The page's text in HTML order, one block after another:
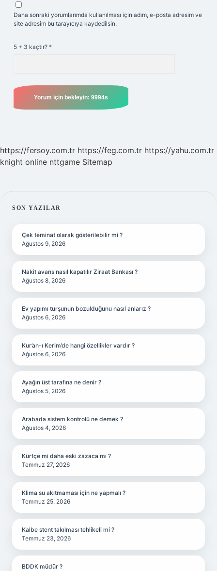
Daha sonraki yorumlarımda kullanılması için adım, e-posta adresim ve
site adresim bu tarayıcıya kaydedilsin.
5 + 3 kaçtır? *
https://fersoy.com.tr https://feg.com.tr https://yahu.com.tr
knight online nttgame Sitemap
SIDEBAR
SON YAZILAR
Çek teminat olarak gösterilebilir mi ?
Ağustos 9, 2026
Nakit avans nasıl kapatılır Ziraat Bankası ?
Ağustos 8, 2026
Ev yapımı turşunun bozulduğunu nasıl anlarız ?
Ağustos 6, 2026
Kur’an-ı Kerim’de hangi özellikler vardır ?
Ağustos 6, 2026
Ayağın üst tarafına ne denir ?
Ağustos 5, 2026
Arabada sistem kontrolü ne demek ?
Ağustos 4, 2026
Kürtçe mi daha eski zazaca mı ?
Temmuz 27, 2026
Klima su akıtmaması için ne yapmalı ?
Temmuz 25, 2026
Kalbe stent takılması tehlikeli mi ?
Temmuz 23, 2026
BDDK müdür ?